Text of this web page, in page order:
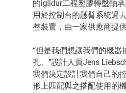
的iglidur工程塑膠轉盤軸承
用於控制台的懸臂系統過
整裝置，由一家供應商提供
“但是我們想讓我們的機器
孔。”設計人員Jens
我們決定設計我們自己的
形上匹配與之搭配使用的